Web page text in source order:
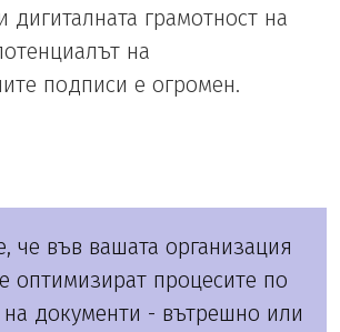
дигиталната грамотност на
на
подписи е огромен.
че във вашата организация
оптимизират процесите по
документи - вътрешно или